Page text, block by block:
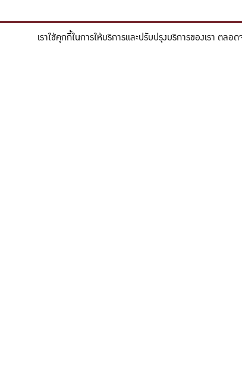
"สร้างแรงบันดาลใจให้ผู้นำแห่งอนาคตด้านวิ
To inspire future-ready
เราใช้คุกกี้ในการให้บริการและปรับปรุงบริการของเรา